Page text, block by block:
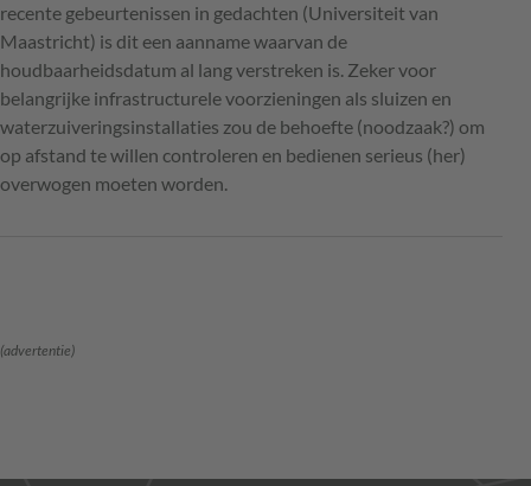
recente gebeurtenissen in gedachten (Universiteit van
Maastricht) is dit een aanname waarvan de
houdbaarheidsdatum al lang verstreken is. Zeker voor
belangrijke infrastructurele voorzieningen als sluizen en
waterzuiveringsinstallaties zou de behoefte (noodzaak?) om
op afstand te willen controleren en bedienen serieus (her)
overwogen moeten worden.
(advertentie)